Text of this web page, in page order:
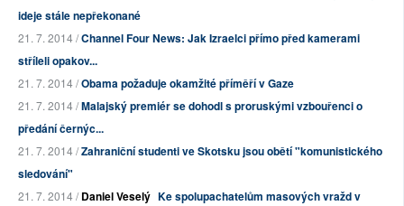
ideje stále nepřekonané
21. 7. 2014 /Channel Four News: Jak Izraelci přímo před kamerami
stříleli opakov...
21. 7. 2014 /Obama požaduje okamžité příměří v Gaze
21. 7. 2014 /Malajský premiér se dohodl s proruskými vzbouřenci o
předání černýc...
21. 7. 2014 /Zahraniční studenti ve Skotsku jsou obětí "komunistického
sledování"
21. 7. 2014 /Daniel Veselý Ke spolupachatelům masových vražd v